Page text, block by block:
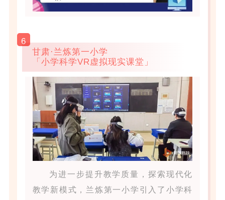
6
甘肃·兰炼第一小学
「小学科学VR虚拟现实课堂」
为进一步提升教学质量，探索现代化
教学新模式，兰炼第一小学引入了小学科